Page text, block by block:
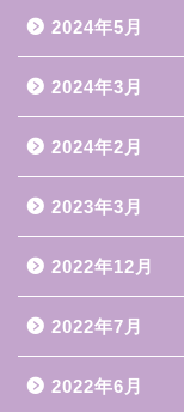
2024年5月
2024年3月
2024年2月
2023年3月
2022年12月
2022年7月
2022年6月